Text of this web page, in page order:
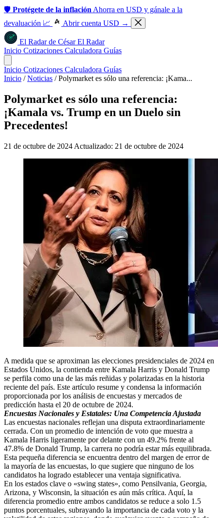
🛡️ Protégete de la inflación Ahorra en USD y gánale a la
devaluación 📈
Abrir cuenta USD →
El Radarde César El Radar
Inicio Cotizaciones Calculadora Guías
Inicio Cotizaciones Calculadora Guías
Inicio / Noticias / Polymarket es sólo una referencia: ¡Kama...
Polymarket es sólo una referencia:
¡Kamala vs. Trump en un Duelo sin
Precedentes!
21 de octubre de 2024 Actualizado: 21 de octubre de 2024
A medida que se aproximan las elecciones presidenciales de 2024 en
Estados Unidos, la contienda entre Kamala Harris y Donald Trump
se perfila como una de las más reñidas y polarizadas en la historia
reciente del país. Este artículo resume y condensa la información
proporcionada por los análisis de encuestas y mercados de
predicción hasta el 20 de octubre de 2024.
Encuestas Nacionales y Estatales: Una Competencia Ajustada
Las encuestas nacionales reflejan una disputa extraordinariamente
cerrada. Con un promedio de intención de voto que muestra a
Kamala Harris ligeramente por delante con un 49.2% frente al
47.8% de Donald Trump, la carrera no podría estar más equilibrada.
Esta pequeña diferencia se encuentra dentro del margen de error de
la mayoría de las encuestas, lo que sugiere que ninguno de los
candidatos ha logrado establecer una ventaja significativa.
En los estados clave o «swing states», como Pensilvania, Georgia,
Arizona, y Wisconsin, la situación es aún más crítica. Aquí, la
diferencia promedio entre ambos candidatos se reduce a solo 1.5
puntos porcentuales, subrayando la importancia de cada voto y la